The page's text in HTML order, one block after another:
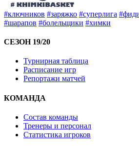
#ключников #заряжко #суперлига
#шарапов #болельщики #химки
СЕЗОН 19/20
Турнирная таблица
Расписание игр
Репортажи матчей
КОМАНДА
Состав команды
Тренеры и персонал
Статистика игроков